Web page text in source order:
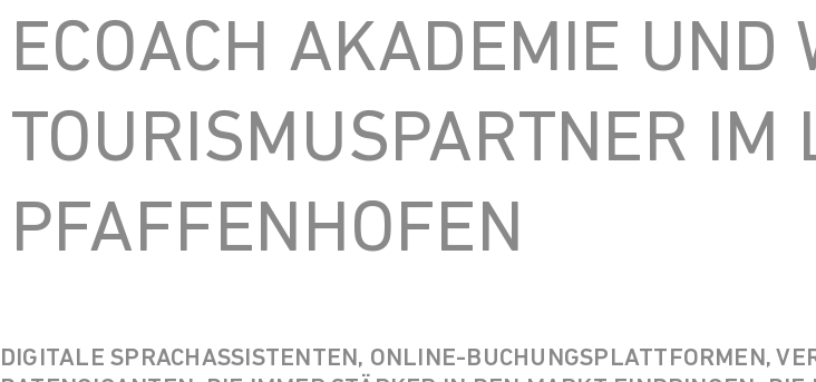
ECOACH AKADEMIE UND
TOURISMUSPARTNER IM
PFAFFENHOFEN
DIGITALE SPRACHASSISTENTEN, ONLINE-BUCHUNGSPLATTFORMEN,